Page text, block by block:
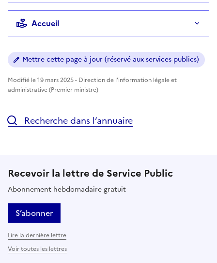
Accueil
Mettre cette page à jour (réservé aux services publics)
Modifié le 19 mars 2025 - Direction de l'information légale et
administrative (Premier ministre)
Recherche dans l’annuaire
Recevoir la lettre de Service Public
Abonnement hebdomadaire gratuit
S’abonner
Lire la dernière lettre
Voir toutes les lettres